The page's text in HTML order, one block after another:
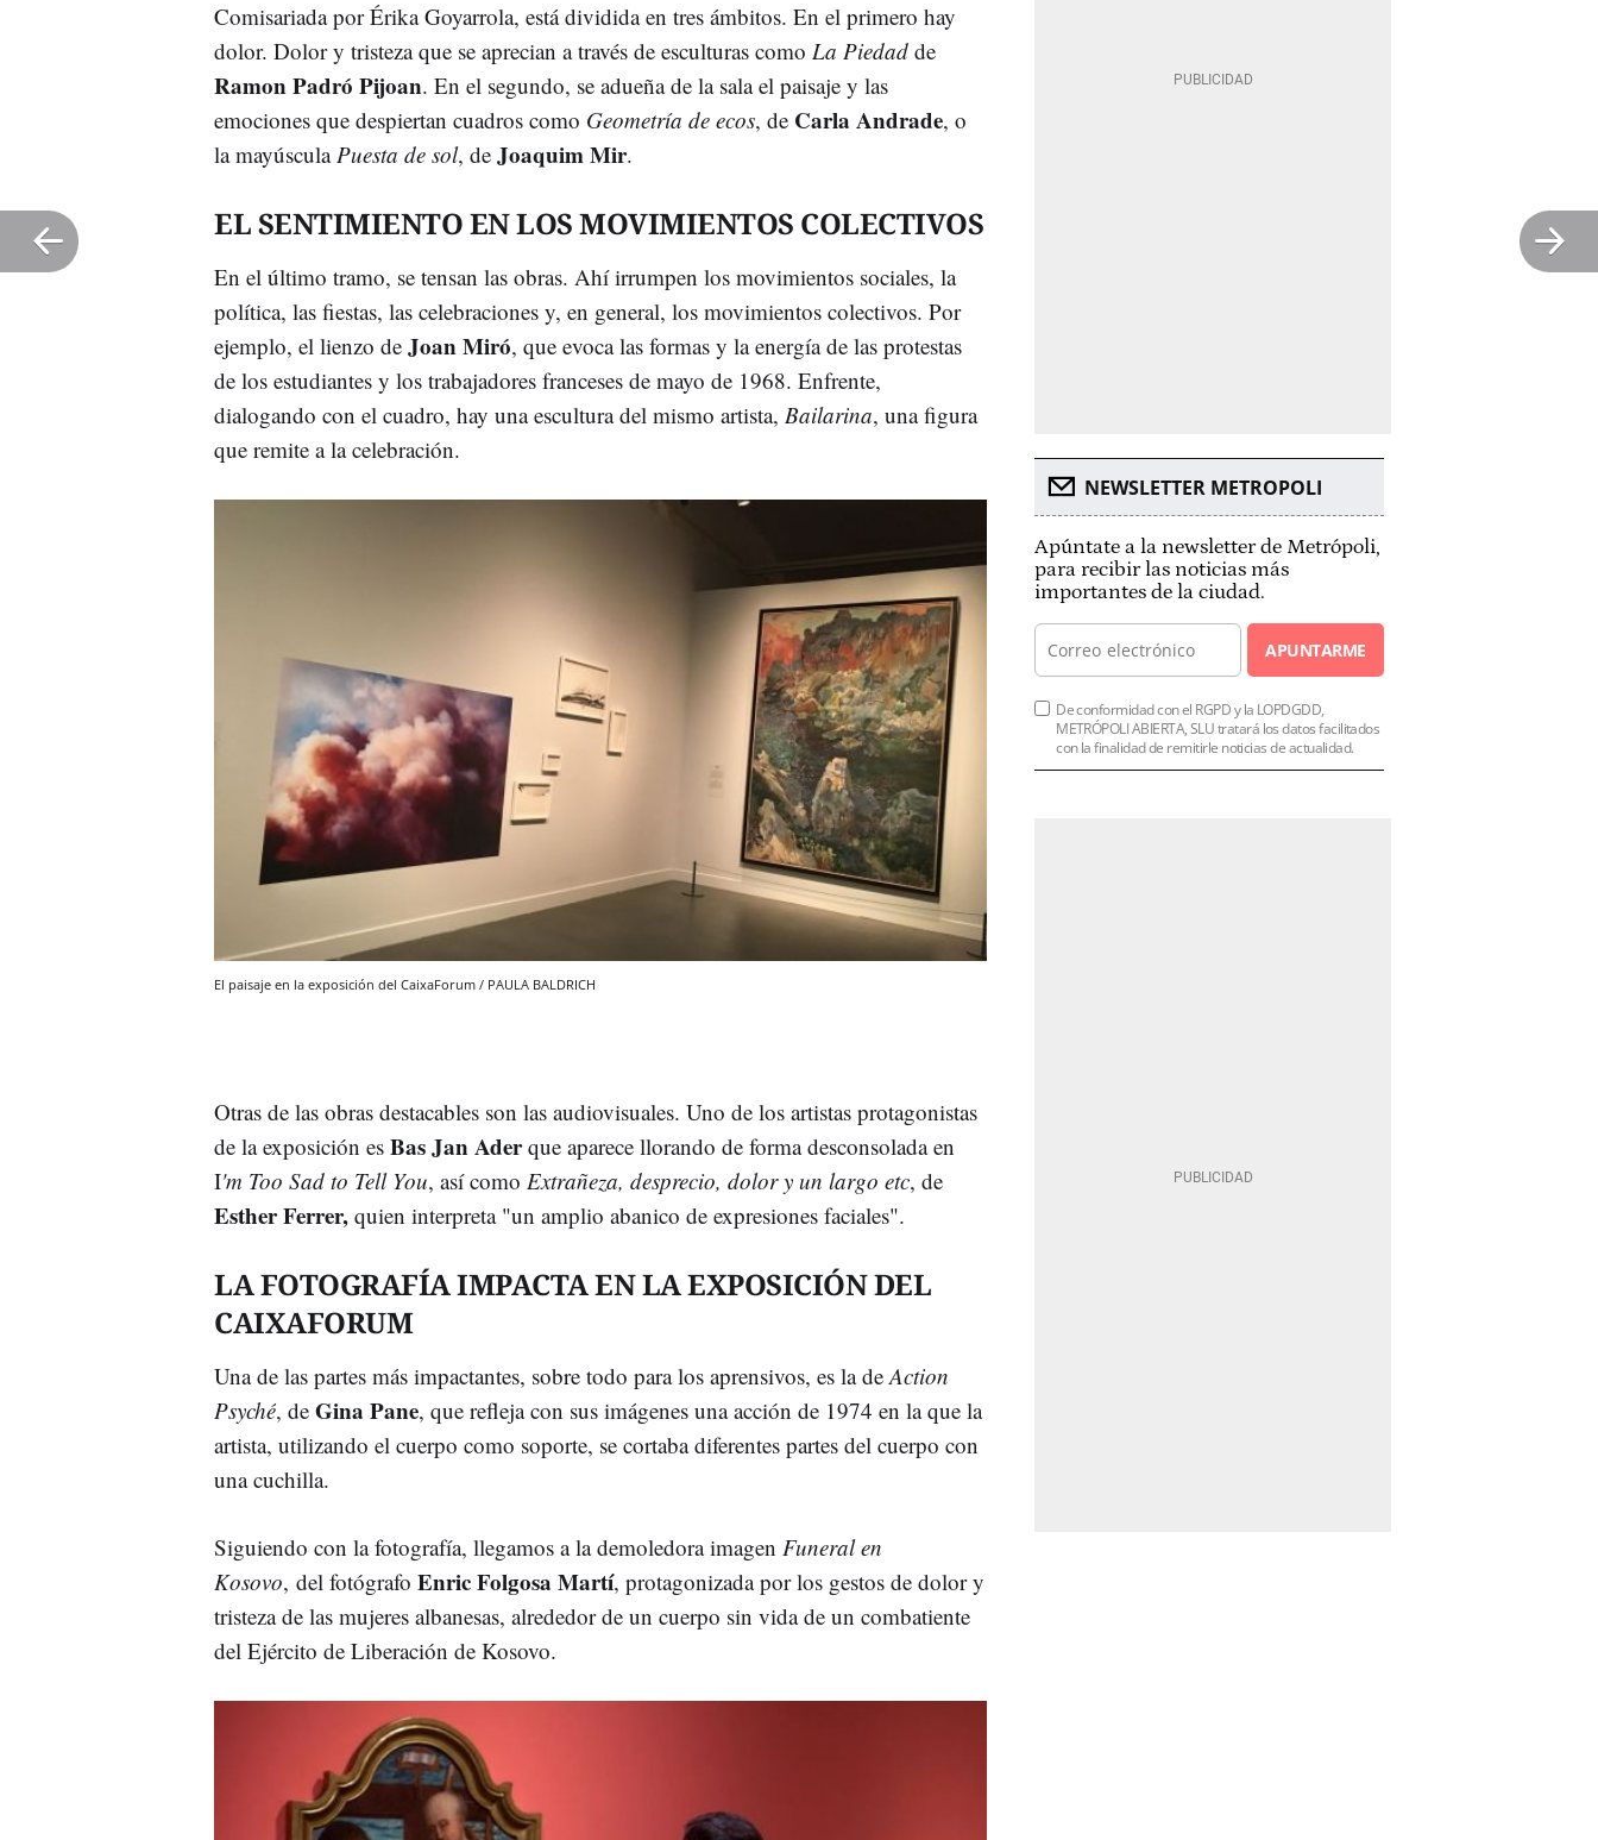
Comisariada por Érika Goyarrola, está dividida en tres ámbitos. En el primero hay
dolor. Dolor y tristeza que se aprecian a través de esculturas como La Piedad de
Ramon Padró Pijoan. En el segundo, se adueña de la sala el paisaje y las
emociones que despiertan cuadros como Geometría de ecos, de Carla Andrade, o
la mayúscula Puesta de sol, de Joaquim Mir.
EL SENTIMIENTO EN LOS MOVIMIENTOS COLECTIVOS
En el último tramo, se tensan las obras. Ahí irrumpen los movimientos sociales, la
política, las fiestas, las celebraciones y, en general, los movimientos colectivos. Por
ejemplo, el lienzo de Joan Miró, que evoca las formas y la energía de las protestas
de los estudiantes y los trabajadores franceses de mayo de 1968. Enfrente,
dialogando con el cuadro, hay una escultura del mismo artista, Bailarina, una figura
que remite a la celebración.
El paisaje en la exposición del CaixaForum / PAULA BALDRICH
Otras de las obras destacables son las audiovisuales. Uno de los artistas protagonistas
de la exposición es Bas Jan Aderque aparece llorando de forma desconsolada en
I'm Too Sad to Tell You, así como Extrañeza, desprecio, dolor y un largo etc, de
Esther Ferrer, quien interpreta "un amplio abanico de expresiones faciales".
LA FOTOGRAFÍA IMPACTA EN LA EXPOSICIÓN DEL
CAIXAFORUM
Una de las partes más impactantes, sobre todo para los aprensivos, es la de Action
Psyché, de Gina Pane, que refleja con sus imágenes una acción de 1974 en la que la
artista, utilizando el cuerpo como soporte, se cortaba diferentes partes del cuerpo con
una cuchilla.
Siguiendo con la fotografía, llegamos a la demoledora imagen Funeral en
Kosovo, del fotógrafo Enric Folgosa Martí, protagonizada por los gestos de dolor y
tristeza de las mujeres albanesas, alrededor de un cuerpo sin vida de un combatiente
del Ejército de Liberación de Kosovo.
NEWSLETTER METROPOLI
Apúntate a la newsletter de Metrópoli,
para recibir las noticias más
importantes de la ciudad.
APUNTARME
De conformidad con el RGPD y la LOPDGDD,
METRÓPOLI ABIERTA, SLU tratará los datos facilitados
con la finalidad de remitirle noticias de actualidad.